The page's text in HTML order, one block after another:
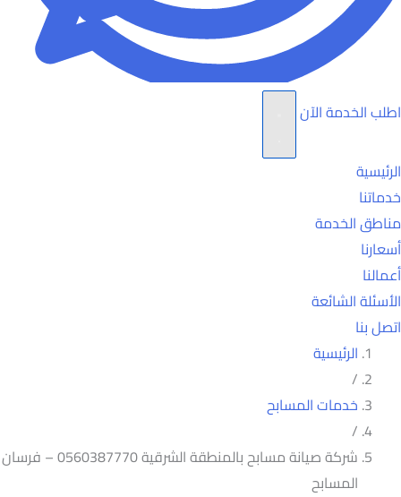
اطلب الخدمة الآن
الرئيسية
خدماتنا
مناطق الخدمة
أسعارنا
أعمالنا
الأسئلة الشائعة
اتصل بنا
الرئيسية
/
خدمات المسابح
/
شركة صيانة مسابح بالمنطقة الشرقية 0560387770 – فرسان
المسابح